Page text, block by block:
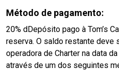
Método de pagamento:
20% dDepósito pago à Tom’s
reserva. O saldo restante deve
operadora de Charter na data
através de um dos seguintes